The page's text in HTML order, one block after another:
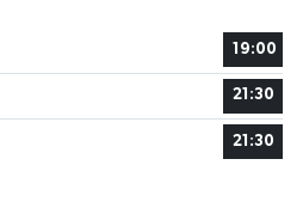
19:00
21:30
21:30